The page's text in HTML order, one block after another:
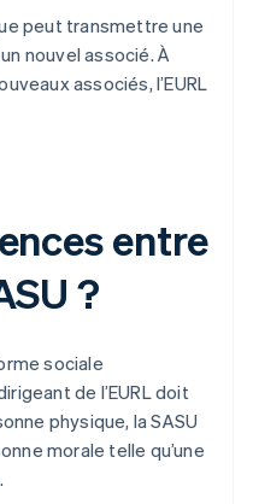
peut transmettre une
nouvel associé. À
associés, l’EURL
entre
?
sociale
de l’EURL doit
physique, la SASU
morale telle qu’une